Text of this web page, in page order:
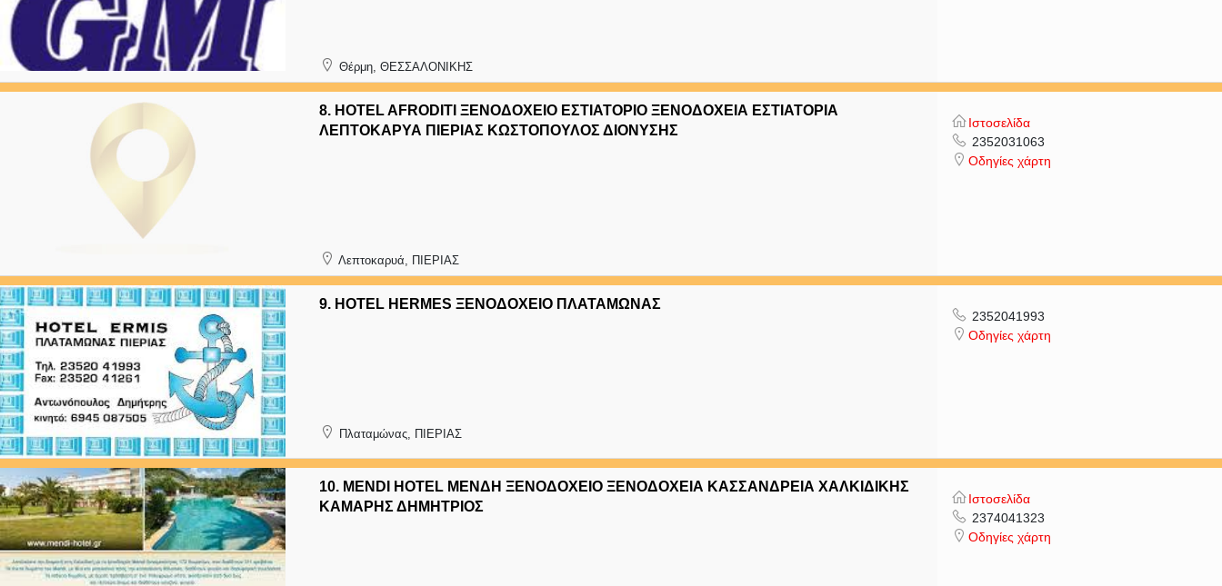
Θέρμη, ΘΕΣΣΑΛΟΝΙΚΗΣ
8. HOTEL AFRODITI ΞΕΝΟΔΟΧΕΙΟ ΕΣΤΙΑΤΟΡΙΟ ΞΕΝΟΔΟΧΕΙΑ ΕΣΤΙΑΤΟΡΙΑ
ΛΕΠΤΟΚΑΡΥΑ ΠΙΕΡΙΑΣ ΚΩΣΤΟΠΟΥΛΟΣ ΔΙΟΝΥΣΗΣ
Λεπτοκαρυά, ΠΙΕΡΙΑΣ
Ιστοσελίδα
2352031063
Οδηγίες χάρτη
9. HOTEL HERMES ΞΕΝΟΔΟΧΕΙΟ ΠΛΑΤΑΜΩΝΑΣ
Πλαταμώνας, ΠΙΕΡΙΑΣ
2352041993
Οδηγίες χάρτη
10. MENDI HOTEL ΜΕΝΔΗ ΞΕΝΟΔΟΧΕΙΟ ΞΕΝΟΔΟΧΕΙΑ ΚΑΣΣΑΝΔΡΕΙΑ ΧΑΛΚΙΔΙΚΗΣ
ΚΑΜΑΡΗΣ ΔΗΜΗΤΡΙΟΣ
Ιστοσελίδα
2374041323
Οδηγίες χάρτη